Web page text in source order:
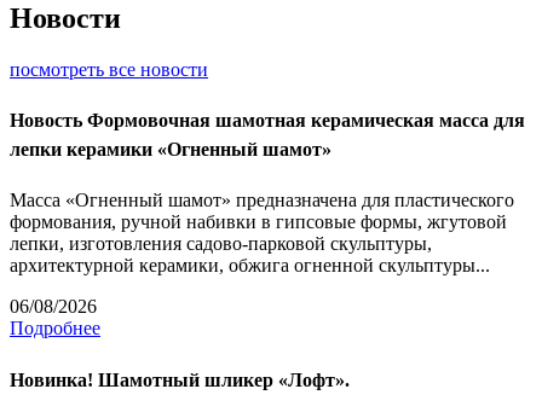
Новости
посмотреть все новости
Новость Формовочная шамотная керамическая масса для
лепки керамики «Огненный шамот»
Масса «Огненный шамот» предназначена для пластического
формования, ручной набивки в гипсовые формы, жгутовой
лепки, изготовления садово-парковой скульптуры,
архитектурной керамики, обжига огненной скульптуры...
06/08/2026
Подробнее
Новинка! Шамотный шликер «Лофт».